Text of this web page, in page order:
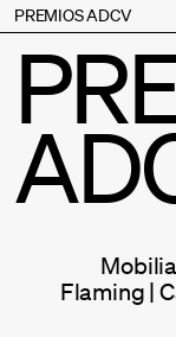
PREMIOS ADCV
Bases
Jurado
Palmarés
Premios
Contacto
Flaming |